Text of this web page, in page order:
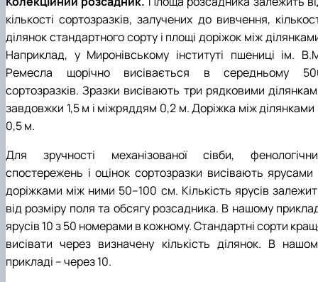
кількості сортозразків, залучених до вивчення,
ділянок стандартного сорту і площі доріжок між
Наприклад, у Миронівському інституті пшениці ім.
Ремесла щорічно висівається в середньому
сортозразків. Зразки висівають три рядковими
завдовжки 1,5 м і міжряддям 0,2 м. Доріжка між ділянками
0,5 м.
Для зручності механізованої сівби,
спостережень і оцінок сортозразки висівають ярусами
доріжками між ними 50–100 см. Кількість ярусів
від розміру поля та обсягу розсадника. В нашому
ярусів 10 з 50 номерами в кожному. Стандартні сорти
висівати через визначену кількість ділянок. В
прикладі – через 10.